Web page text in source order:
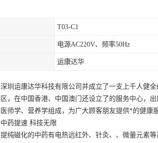
T03-C1
电源AC220V、频率50Hz
运康达华
深圳运康达华科技有限公司并成立了一支上千人健
区，在中国香港、中国澳门还设立了的服务中心，
医师学、营养学组成，为广大顾客朋友提供*的健康服
中药提速 科技无限
提纯磁化的中药有电热远红外、针灸、、微量元素